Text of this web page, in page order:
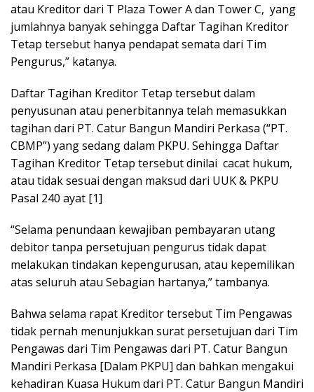
atau Kreditor dari T Plaza Tower A dan Tower C, yang
jumlahnya banyak sehingga Daftar Tagihan Kreditor
Tetap tersebut hanya pendapat semata dari Tim
Pengurus,” katanya.
Daftar Tagihan Kreditor Tetap tersebut dalam
penyusunan atau penerbitannya telah memasukkan
tagihan dari PT. Catur Bangun Mandiri Perkasa (“PT.
CBMP”) yang sedang dalam PKPU. Sehingga Daftar
Tagihan Kreditor Tetap tersebut dinilai cacat hukum,
atau tidak sesuai dengan maksud dari UUK & PKPU
Pasal 240 ayat [1]
“Selama penundaan kewajiban pembayaran utang
debitor tanpa persetujuan pengurus tidak dapat
melakukan tindakan kepengurusan, atau kepemilikan
atas seluruh atau Sebagian hartanya,” tambanya.
Bahwa selama rapat Kreditor tersebut Tim Pengawas
tidak pernah menunjukkan surat persetujuan dari Tim
Pengawas dari Tim Pengawas dari PT. Catur Bangun
Mandiri Perkasa [Dalam PKPU] dan bahkan mengakui
kehadiran Kuasa Hukum dari PT. Catur Bangun Mandiri